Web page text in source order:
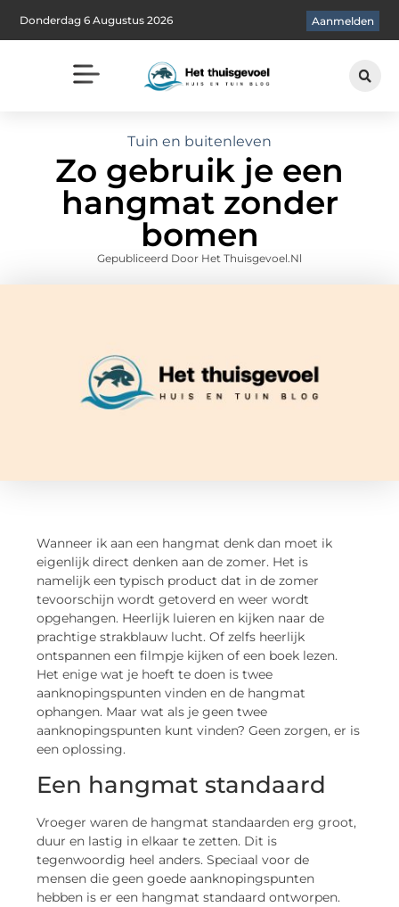
Donderdag 6 Augustus 2026 Aanmelden
Tuin en buitenleven
Zo gebruik je een
hangmat zonder
bomen
Gepubliceerd Door Het Thuisgevoel.nl
Wanneer ik aan een hangmat denk dan moet ik
eigenlijk direct denken aan de zomer. Het is
namelijk een typisch product dat in de zomer
tevoorschijn wordt getoverd en weer wordt
opgehangen. Heerlijk luieren en kijken naar de
prachtige strakblauw lucht. Of zelfs heerlijk
ontspannen een filmpje kijken of een boek lezen.
Het enige wat je hoeft te doen is twee
aanknopingspunten vinden en de hangmat
ophangen. Maar wat als je geen twee
aanknopingspunten kunt vinden? Geen zorgen, er is
een oplossing.
Een hangmat standaard
Vroeger waren de hangmat standaarden erg groot,
duur en lastig in elkaar te zetten. Dit is
tegenwoordig heel anders. Speciaal voor de
mensen die geen goede aanknopingspunten
hebben is er een hangmat standaard ontworpen.